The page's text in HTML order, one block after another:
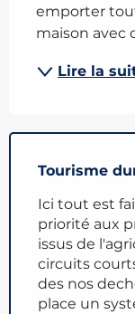
emporter
maison avec
Lire la
Tourisme
Ici tout est
priorité aux
issus de
circuits
des nos
place un